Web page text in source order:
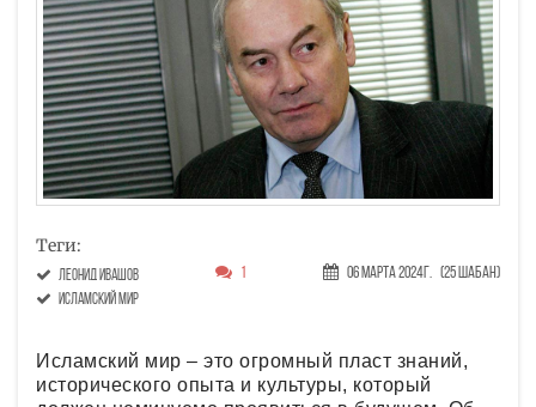
Теги:
Леонид Ивашов
исламский мир
1 06 Марта 2024г. (25 Шабан)
Исламский мир – это огромный пласт знаний,
исторического опыта и культуры, который